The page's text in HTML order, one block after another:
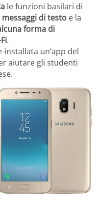
le funzioni basilari di
messaggi di testo e la
forma di
.
un’app del
aiutare gli studenti